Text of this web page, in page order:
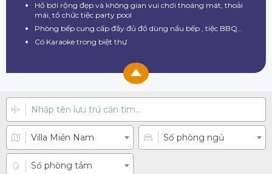
Hồ bơi rộng đẹp và không gian vui chơi thoáng mát, thoải
mái, tổ chức tiệc party pool
Phòng bếp cung cấp đầy đủ đồ dùng nấu bếp , tiệc BBQ…
Có Karaoke trong biệt thự
Villa Miền Nam Số phòng ngủ
Số phòng tắm